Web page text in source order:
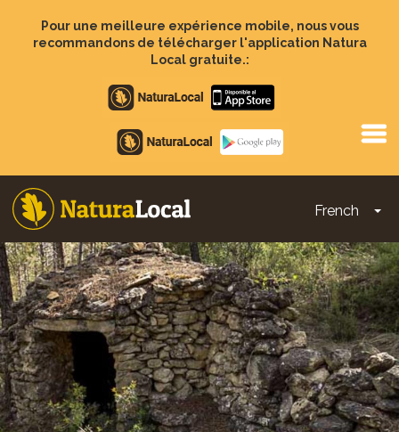
contenu
Pour une meilleure expérience mobile, nous vous
recommandons de télécharger l'application Natura
Local gratuite.:
Apple
store
Google
Play
French
Main
navigation